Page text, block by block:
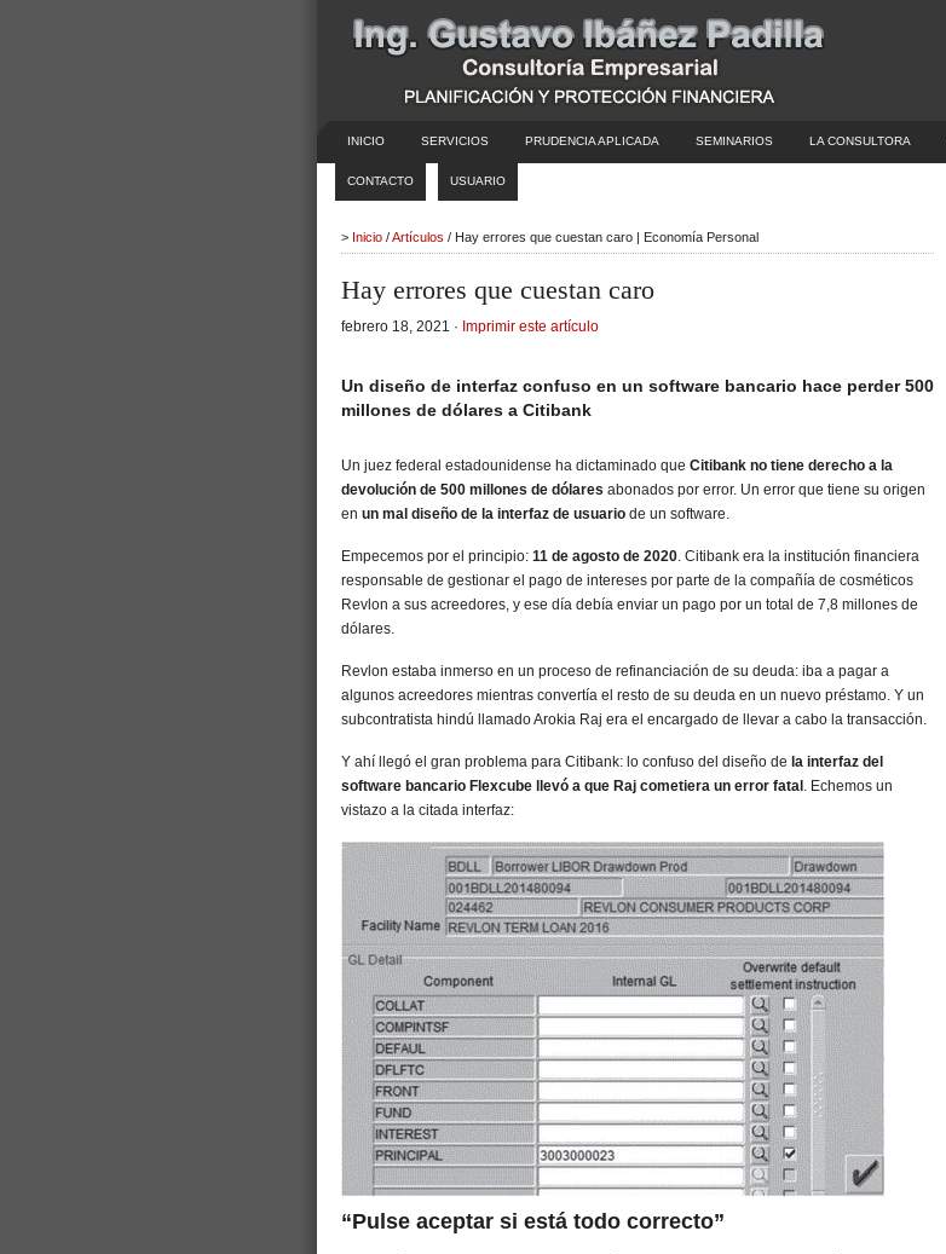
INICIO SERVICIOS PRUDENCIA APLICADA SEMINARIOS LA CONSULTORA
CONTACTO USUARIO
> Inicio /Artículos / Hay errores que cuestan caro | Economía Personal
Hay errores que cuestan caro
febrero 18, 2021 · Imprimir este artículo
Un diseño de interfaz confuso en un software bancario hace perder 500
millones de dólares a Citibank
Un juez federal estadounidense ha dictaminado que Citibank no tiene derecho a la
devolución de 500 millones de dólares abonados por error. Un error que tiene su origen
en un mal diseño de la interfaz de usuario de un software.
Empecemos por el principio: 11 de agosto de 2020. Citibank era la institución financiera
responsable de gestionar el pago de intereses por parte de la compañía de cosméticos
Revlon a sus acreedores, y ese día debía enviar un pago por un total de 7,8 millones de
dólares.
Revlon estaba inmerso en un proceso de refinanciación de su deuda: iba a pagar a
algunos acreedores mientras convertía el resto de su deuda en un nuevo préstamo. Y un
subcontratista hindú llamado Arokia Raj era el encargado de llevar a cabo la transacción.
Y ahí llegó el gran problema para Citibank: lo confuso del diseño de la interfaz del
software bancario Flexcube llevó a que Raj cometiera un error fatal . Echemos un
vistazo a la citada interfaz:
“Pulse aceptar si está todo correcto”